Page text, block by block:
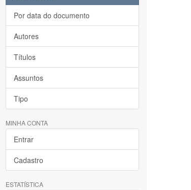
Por data do documento
Autores
Títulos
Assuntos
Tipo
MINHA CONTA
Entrar
Cadastro
ESTATÍSTICA